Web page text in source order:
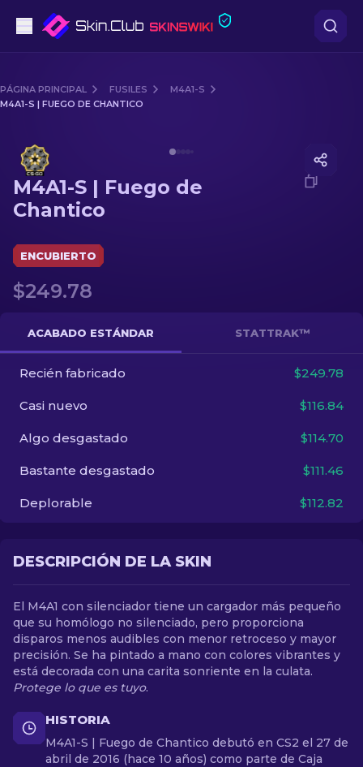
Gama media
Fusiles
Fusiles de Francotirador
Guantes
Otro
ES
PÁGINA PRINCIPAL FUSILES
M4A1-S
M4A1-S | FUEGO DE CHANTICO
M4A1-S | Fuego de
Chantico
ENCUBIERTO
$249.78
ACABADO ESTÁNDAR STATTRAK™
Recién fabricado $249.78
Casi nuevo $116.84
Algo desgastado $114.70
Bastante desgastado $111.46
Deplorable $112.82
DESCRIPCIÓN DE LA SKIN
El M4A1 con silenciador tiene un cargador más pequeño
que su homólogo no silenciado, pero proporciona
disparos menos audibles con menor retroceso y mayor
precisión. Se ha pintado a mano con colores vibrantes y
está decorada con una carita sonriente en la culata.
Protege lo que es tuyo.
HISTORIA
M4A1-S | Fuego de Chantico debutó en CS2 el 27 de
abril de 2016 (hace 10 años) como parte de Caja